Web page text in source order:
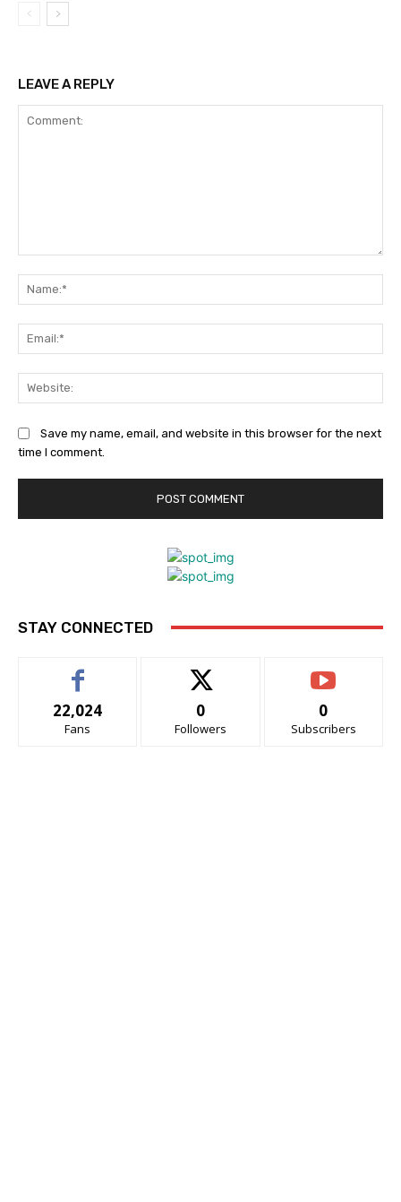
LEAVE A REPLY
Save my name, email, and website in this browser for the next
time I comment.
STAY CONNECTED
22,024
Fans
0
Followers
0
Subscribers